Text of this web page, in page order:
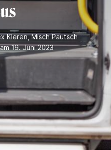
Kleren,Misch Pautsch
19. Juni 2023